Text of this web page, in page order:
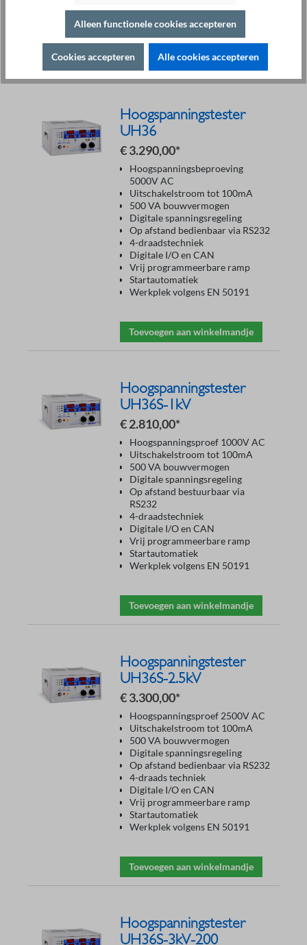
Ingebouwd geheugen
Toevoegen aan winkelmandje
Hoogspanningstester
UH36
€ 3.290,00*
Hoogspanningsbeproeving
5000V AC
Uitschakelstroom tot 100mA
500 VA bouwvermogen
Digitale spanningsregeling
Op afstand bedienbaar via RS232
4-draadstechniek
Digitale I/O en CAN
Vrij programmeerbare ramp
Startautomatiek
Werkplek volgens EN 50191
Toevoegen aan winkelmandje
Hoogspanningstester
UH36S-1kV
€ 2.810,00*
Hoogspanningsproef 1000V AC
Uitschakelstroom tot 100mA
500 VA bouwvermogen
Digitale spanningsregeling
Op afstand bestuurbaar via
RS232
4-draadstechniek
Digitale I/O en CAN
Vrij programmeerbare ramp
Startautomatiek
Werkplek volgens EN 50191
Toevoegen aan winkelmandje
Hoogspanningstester
UH36S-2.5kV
€ 3.300,00*
Hoogspanningsproef 2500V AC
Uitschakelstroom tot 100mA
500 VA bouwvermogen
Digitale spanningsregeling
Op afstand bedienbaar via RS232
4-draads techniek
Digitale I/O en CAN
Vrij programmeerbare ramp
Startautomatiek
Werkplek volgens EN 50191
Toevoegen aan winkelmandje
Hoogspanningstester
UH36S-3kV-200
Alleen functionele cookies accepteren
Cookies accepteren Alle cookies accepteren